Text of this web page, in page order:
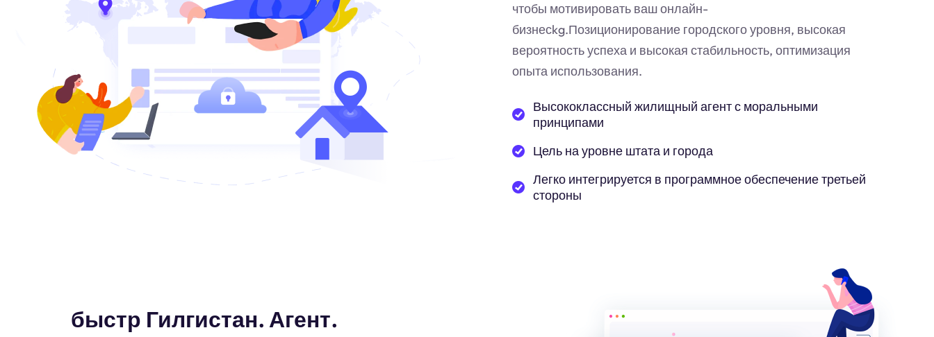
чтобы мотивировать ваш онлайн-
бизнесkg.Позиционирование городского уровня, высокая
вероятность успеха и высокая стабильность, оптимизация
опыта использования.
Высококлассный жилищный агент с моральными
принципами
Цель на уровне штата и города
Легко интегрируется в программное обеспечение третьей
стороны
быстр Гилгистан. Агент.